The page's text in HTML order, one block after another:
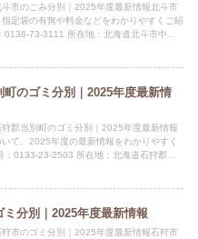
市のごみ分別｜2025年度最新情報北斗市
定袋の有無や料金などをわかりやすくご紹
0138-73-3111 所在地：北海道北斗市中央1
町のゴミ分別｜2025年度最新情
郡当別町のゴミ分別｜2025年度最新情報
て、2025年度の最新情報をわかりやすく
：0133-23-2503 所在地：北海道石狩郡当
分別｜2025年度最新情報
市のゴミ分別｜2025年度最新情報石狩市